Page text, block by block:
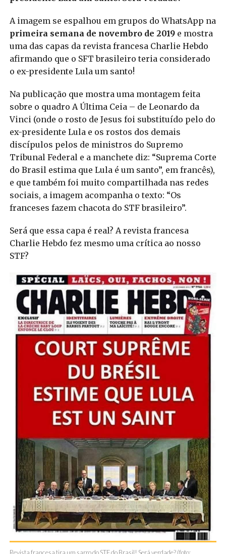
A imagem se espalhou em grupos do WhatsApp na
primeira semana de novembro de 2019e mostra
uma das capas da revista francesa Charlie Hebdo
afirmando que o SFT brasileiro teria considerado
o ex-presidente Lula um santo!
Na publicação que mostra uma montagem feita
sobre o quadro A Última Ceia – de Leonardo da
Vinci (onde o rosto de Jesus foi substituído pelo do
ex-presidente Lula e os rostos dos demais
discípulos pelos de ministros do Supremo
Tribunal Federal e a manchete diz: “Suprema Corte
do Brasil estima que Lula é um santo”, em francês),
e que também foi muito compartilhada nas redes
sociais, a imagem acompanha o texto: “Os
franceses fazem chacota do STF brasileiro”.
Será que essa capa é real? A revista francesa
Charlie Hebdo fez mesmo uma crítica ao nosso
STF?